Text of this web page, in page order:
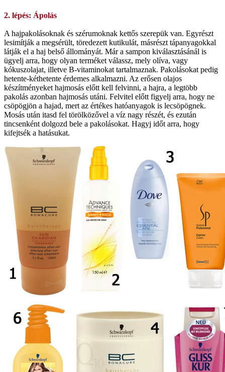
2. lépés: Ápolás
A hajpakolásoknak és szérumoknak kettős szerepük van. Egyrészt
lesimítják a megsérült, töredezett kutikulát, másrészt tápanyagokkal
látják el a haj belső állományát. Már a sampon kiválasztásánál is
ügyelj arra, hogy olyan terméket válassz, mely olíva, vagy
kókuszolajat, illetve B-vitaminokat tartalmaznak. Pakolásokat pedig
hetente-kéthetente érdemes alkalmazni. Az erősen olajos
készítményeket hajmosás előtt kell felvinni, a hajra, a legtöbb
pakolás azonban hajmosás utáni. Felvitel előtt figyelj arra, hogy ne
csöpögjön a hajad, mert az értékes hatóanyagok is lecsöpögnek.
Mosás után itasd fel törölközővel a víz nagy részét, és ezután
tincsenként dolgozd bele a pakolásokat. Hagyj időt arra, hogy
kifejtsék a hatásukat.